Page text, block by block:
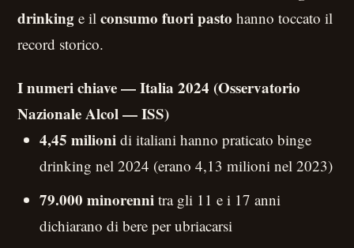
drinking e ilconsumo fuori pasto hanno toccato il
record storico.
I numeri chiave — Italia 2024 (Osservatorio
Nazionale Alcol — ISS)
4,45 milioni di italiani hanno praticato binge
drinking nel 2024 (erano 4,13 milioni nel 2023)
79.000 minorenni tra gli 11 e i 17 anni
dichiarano di bere per ubriacarsi